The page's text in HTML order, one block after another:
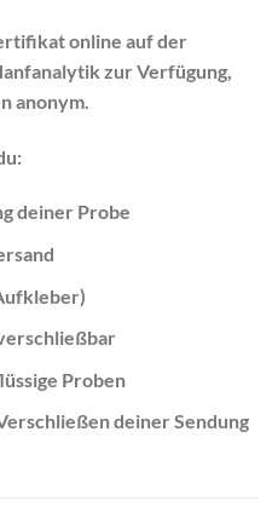
online auf der
zur Verfügung,
anonym.
deiner Probe
Proben
deiner Sendung